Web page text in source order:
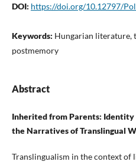
DOI: https://doi.org/10.12797/
Keywords: Hungarian literature,
postmemory
Abstract
Inherited from Parents: Identity
the Narratives of Translingual
Translingualism in the context of